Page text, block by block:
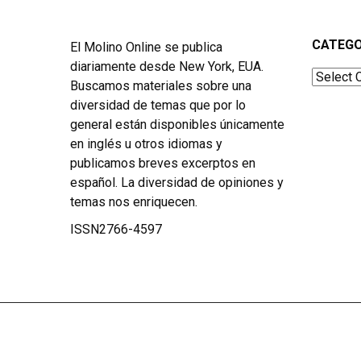
El Molino Online se publica
diariamente desde New York, EUA.
Buscamos materiales sobre una
diversidad de temas que por lo
general están disponibles únicamente
en inglés u otros idiomas y
publicamos breves excerptos en
español. La diversidad de opiniones y
temas nos enriquecen.
ISSN2766-4597